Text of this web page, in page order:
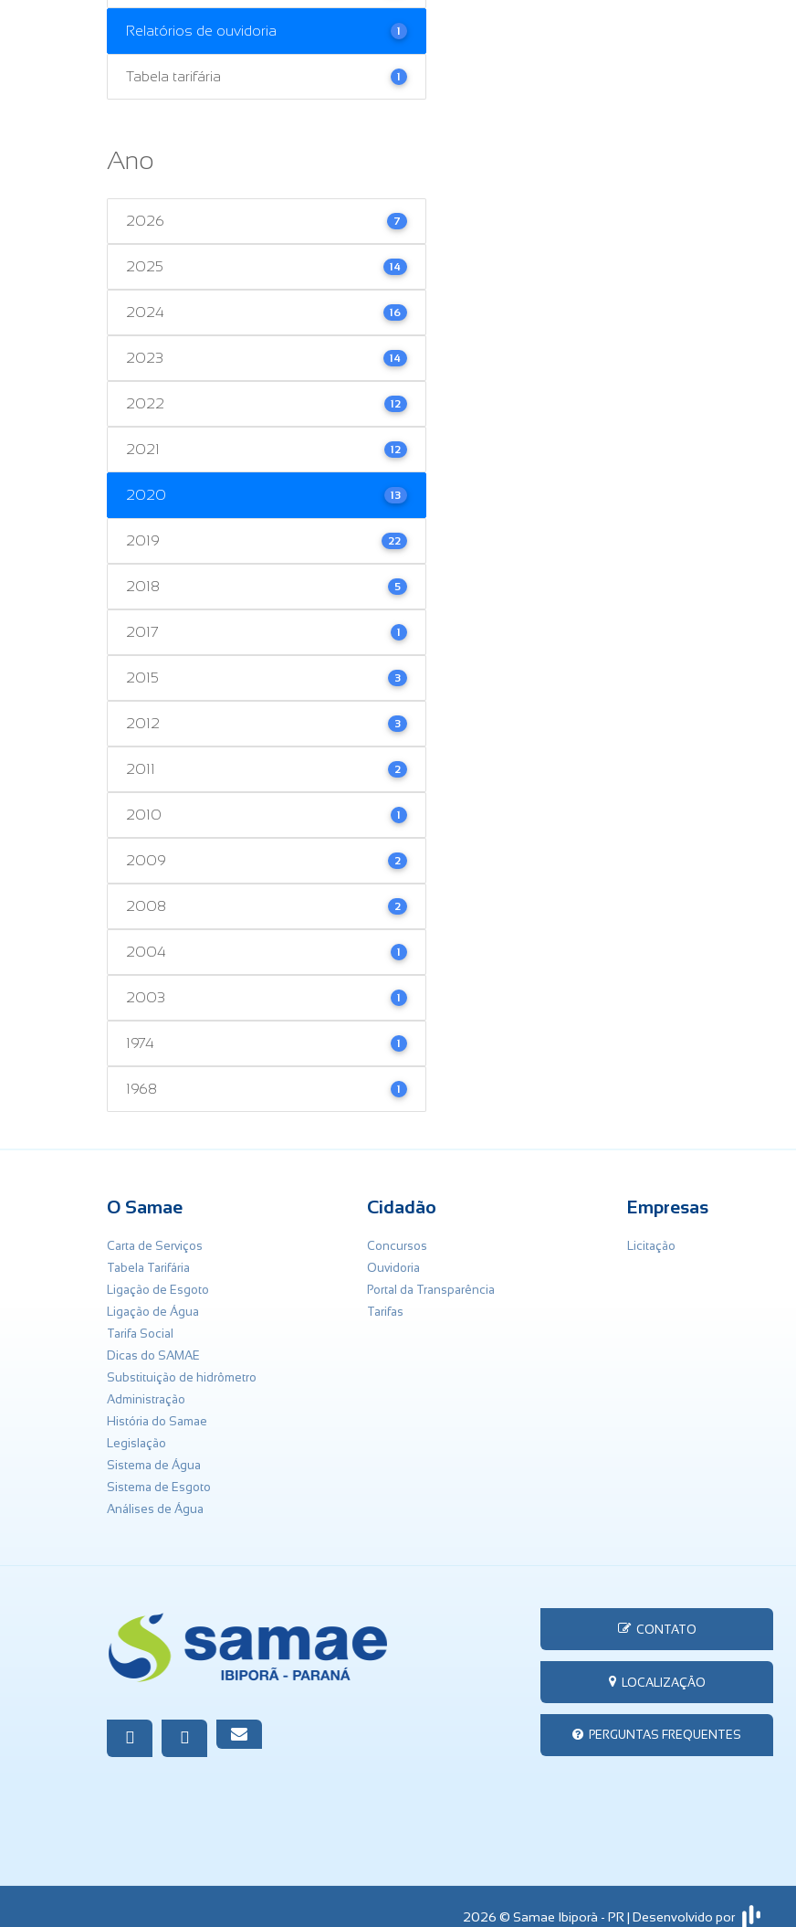
Relatórios de ouvidoria 1
Tabela tarifária 1
Ano
2026 7
2025 14
2024 16
2023 14
2022 12
2021 12
2020 13
2019 22
2018 5
2017 1
2015 3
2012 3
2011 2
2010 1
2009 2
2008 2
2004 1
2003 1
1974 1
1968 1
O Samae
Carta de Serviços
Tabela Tarifária
Ligação de Esgoto
Ligação de Água
Tarifa Social
Dicas do SAMAE
Substituição de hidrômetro
Administração
História do Samae
Legislação
Sistema de Água
Sistema de Esgoto
Análises de Água
Cidadão
Concursos
Ouvidoria
Portal da Transparência
Tarifas
Empresas
Licitação
CONTATO
LOCALIZAÇÃO
PERGUNTAS FREQUENTES
2026 © Samae Ibiporã - PR | Desenvolvido por